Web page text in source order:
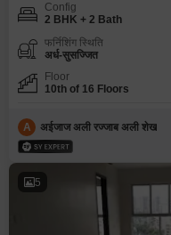
Config
2 BHK + 2 Bath
फर्निशिंग स्थिति
अर्ध-सुसज्जित
Floor
10th of 16 Floors
A अईजाज अली रज्जाब अली शेख
5